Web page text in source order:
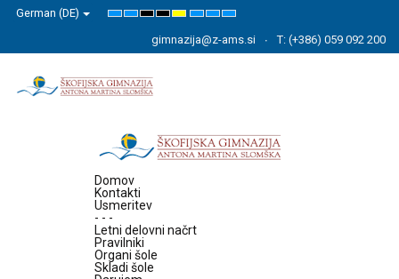
German (DE)
Default
NightHigh
Black
White
High
Black
Yellow
High
Yellow
Black
Set
Font
Set
Font
Set
Font
gimnazija@z-ams.si T: (+386) 059 092 200
Domov
Kontakti
Usmeritev
- - -
Letni delovni načrt
Pravilniki
Organi šole
Skladi šole